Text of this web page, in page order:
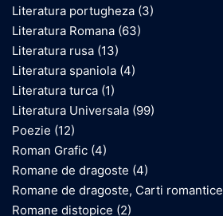
Literatura portugheza (3)
Literatura Romana (63)
Literatura rusa (13)
Literatura spaniola (4)
Literatura turca (1)
Literatura Universala (99)
Poezie (12)
Roman Grafic (4)
Romane de dragoste (4)
Romane de dragoste, Carti romantice
Romane distopice (2)